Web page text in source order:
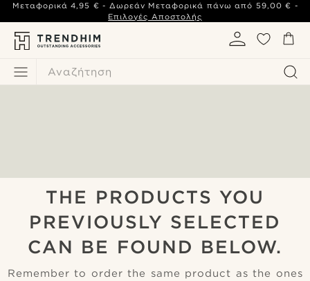
Αναζήτηση
Μεταφορικά 4,95 € - Δωρεάν Μεταφορικά πάνω από 59,00 € -
Επιλογές Αποστολής
THE PRODUCTS YOU
PREVIOUSLY SELECTED
CAN BE FOUND BELOW.
Remember to order the same product as the ones